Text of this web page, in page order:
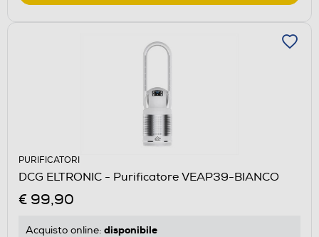
PURIFICATORI
DCG ELTRONIC - Purificatore VEAP39-BIANCO
€ 99,90
Acquisto online: disponibile